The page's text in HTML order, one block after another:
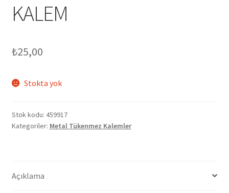
KALEM
₺25,00
Stokta yok
Stok kodu: 459917
Kategoriler: Metal Tükenmez Kalemler
Açıklama